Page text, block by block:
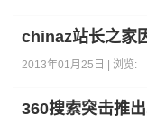
chinaz站长之家
2013年01月25日 | 浏览:
360搜索突击推